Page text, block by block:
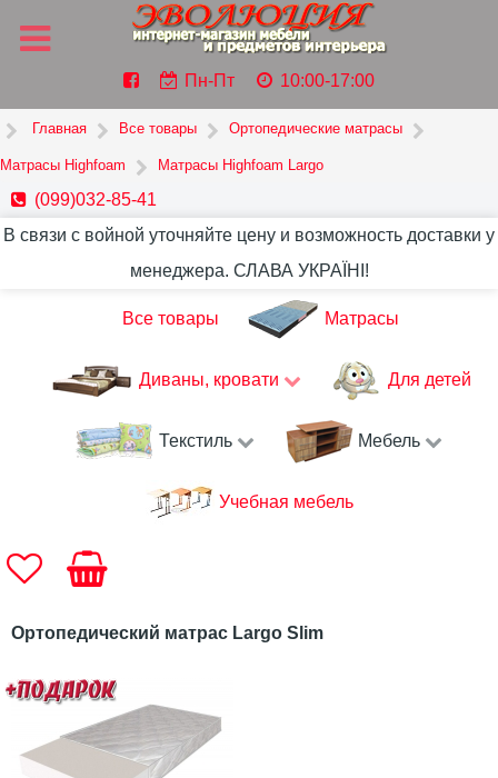
Пн-Пт 10:00-17:00
Главная Все товары Ортопедические матрасы
Матрасы Highfoam Матрасы Highfoam Largo
(099)032-85-41
В связи с войной уточняйте цену и возможность доставки у
менеджера. СЛАВА УКРАЇНІ!
Все товары Матрасы
Диваны, кровати Для детей
Текстиль Мебель
Учебная мебель
Ортопедический матрас Largo Slim